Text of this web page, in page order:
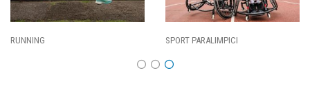
SPORT PARALIMPICI